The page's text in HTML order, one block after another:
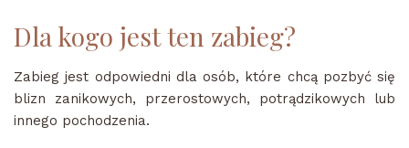
Dla kogo jest ten zabieg?
Zabieg jest odpowiedni dla osób, które chcą pozbyć się
blizn zanikowych, przerostowych, potrądzikowych lub
innego pochodzenia.